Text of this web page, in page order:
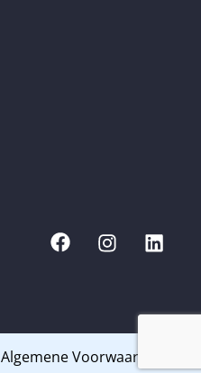
Algemene Voorwaarden